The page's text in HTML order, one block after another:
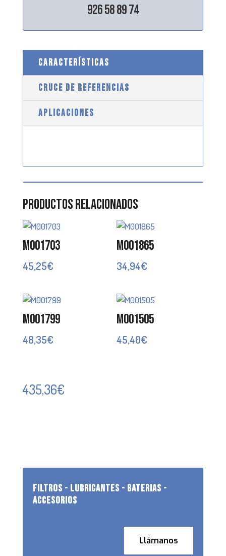
926 58 89 74
CARACTERÍSTICAS
CRUCE DE REFERENCIAS
APLICACIONES
Productos relacionados
M001703
45,25€
M001865
34,94€
M001799
48,35€
M001505
45,40€
435,36€
FILTROS - LUBRICANTES - BATERIAS -
ACCESORIOS
Llámanos